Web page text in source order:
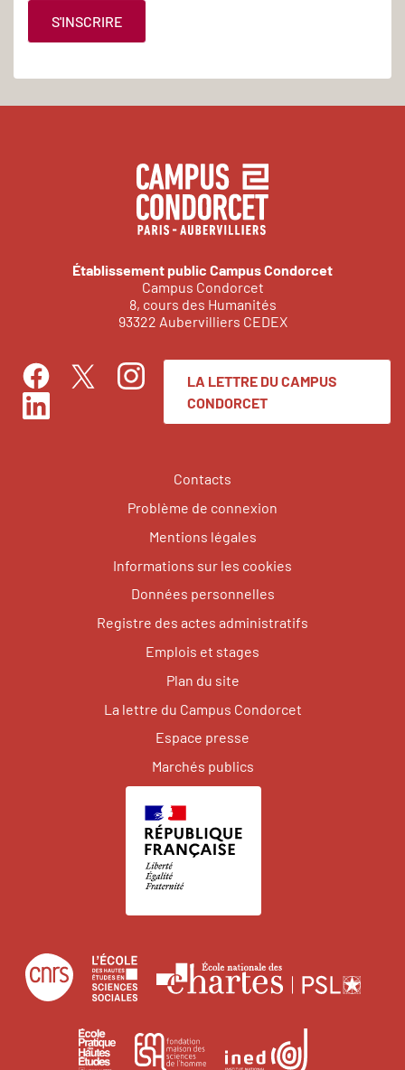
S'INSCRIRE
Établissement public Campus Condorcet
Campus Condorcet
8, cours des Humanités
93322 Aubervilliers CEDEX
FacebookTwitterInstagram
LinkedIn
LA LETTRE DU CAMPUS
CONDORCET
Contacts
Problème de connexion
Mentions légales
Informations sur les cookies
Données personnelles
Registre des actes administratifs
Emplois et stages
Plan du site
La lettre du Campus Condorcet
Espace presse
Marchés publics
Centre
national
de
la
École
des
études
École
Fondation